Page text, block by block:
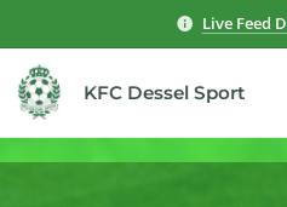
Live Feed
KFC Dessel Sport